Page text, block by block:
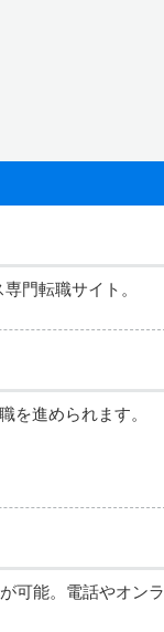
門転職サイト。
を進められます。
可能。電話やオンラ